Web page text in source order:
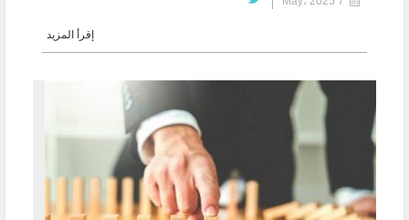
إقرأ المزيد